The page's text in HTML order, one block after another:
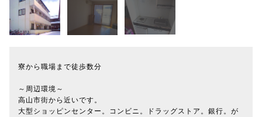
寮から職場まで徒歩数分
～周辺環境～
高山市街から近いです。
大型ショッピンセンター。コンビニ。ドラッグストア。銀行。が